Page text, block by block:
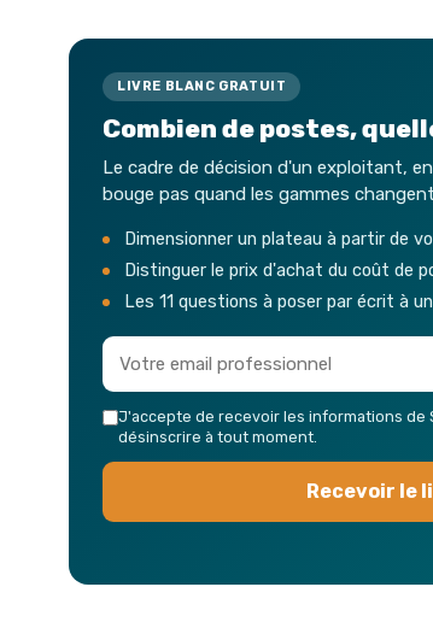
LIVRE BLANC GRATUIT
Combien de postes,
Le cadre de décision d'un exploitant,
bouge pas quand les gammes
Dimensionner un plateau à partir de
Distinguer le prix d'achat du coût de
Les 11 questions à poser par écrit à
J'accepte de recevoir les informations de
désinscrire à tout moment.
Recevoir le